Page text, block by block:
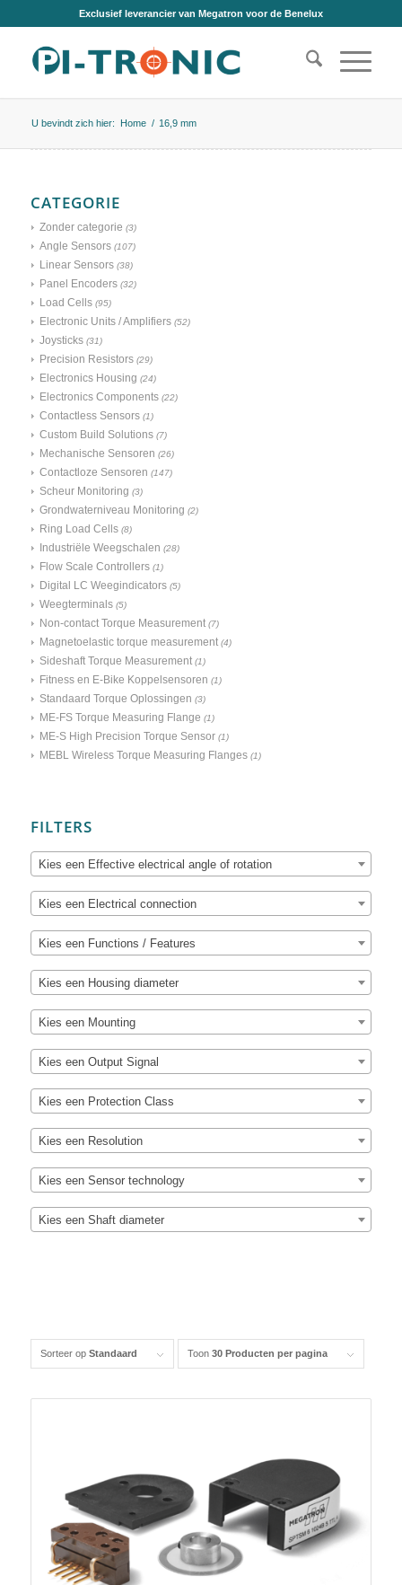
Exclusief leverancier van Megatron voor de Benelux
U bevindt zich hier: Home / 16,9 mm
CATEGORIE
Zonder categorie (3)
Angle Sensors (107)
Linear Sensors (38)
Panel Encoders (32)
Load Cells (95)
Electronic Units / Amplifiers (52)
Joysticks (31)
Precision Resistors (29)
Electronics Housing (24)
Electronics Components (22)
Contactless Sensors (1)
Custom Build Solutions (7)
Mechanische Sensoren (26)
Contactloze Sensoren (147)
Scheur Monitoring (3)
Grondwaterniveau Monitoring (2)
Ring Load Cells (8)
Industriële Weegschalen (28)
Flow Scale Controllers (1)
Digital LC Weegindicators (5)
Weegterminals (5)
Non-contact Torque Measurement (7)
Magnetoelastic torque measurement (4)
Sideshaft Torque Measurement (1)
Fitness en E-Bike Koppelsensoren (1)
Standaard Torque Oplossingen (3)
ME-FS Torque Measuring Flange (1)
ME-S High Precision Torque Sensor (1)
MEBL Wireless Torque Measuring Flanges (1)
FILTERS
Kies een Effective electrical angle of rotation
Kies een Electrical connection
Kies een Functions / Features
Kies een Housing diameter
Kies een Mounting
Kies een Output Signal
Kies een Protection Class
Kies een Resolution
Kies een Sensor technology
Kies een Shaft diameter
Sorteer op Standaard Toon 30 Producten per pagina